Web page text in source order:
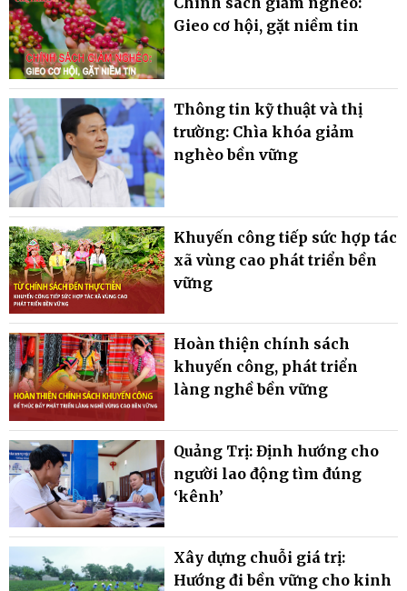
Gieo cơ hội, gặt niềm tin
Thông tin kỹ thuật và thị
trường: Chìa khóa giảm
nghèo bền vững
Khuyến công tiếp sức hợp tác
xã vùng cao phát triển bền
vững
Hoàn thiện chính sách
khuyến công, phát triển
làng nghề bền vững
Quảng Trị: Định hướng cho
người lao động tìm đúng
‘kênh’
Xây dựng chuỗi giá trị:
Hướng đi bền vững cho kinh